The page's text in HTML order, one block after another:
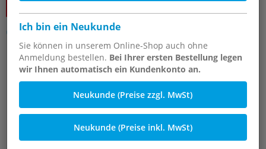
Ich bin ein Neukunde
Sie können in unserem Online-Shop auch ohne
Anmeldung bestellen. Bei Ihrer ersten Bestellung legen
wir Ihnen automatisch ein Kundenkonto an.
Neukunde (Preise zzgl. MwSt)
Neukunde (Preise inkl. MwSt)
OKS 2800/2801 - Lecksucher